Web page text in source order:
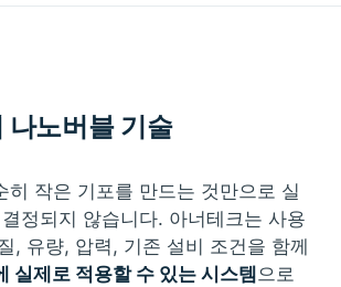
나노버블 기술
히 작은 기포를 만드는 것만으로 실
정되지 않습니다. 아너테크는 사용
, 유량, 압력, 기존 설비 조건을 함께
실제로 적용할 수 있는 시스템으로